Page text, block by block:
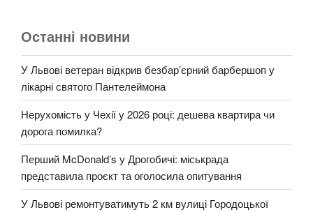
Останні новини
У Львові ветеран відкрив безбар’єрний барбершоп у
лікарні святого Пантелеймона
Нерухомість у Чехії у 2026 році: дешева квартира чи
дорога помилка?
Перший McDonald’s у Дрогобичі: міськрада
представила проєкт та оголосила опитування
У Львові ремонтуватимуть 2 км вулиці Городоцької